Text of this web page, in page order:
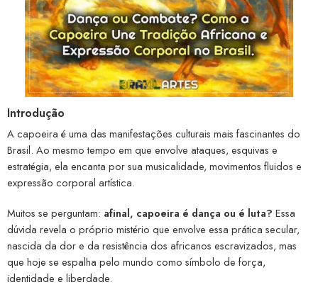
Introdução
A capoeira é uma das manifestações culturais mais fascinantes do
Brasil. Ao mesmo tempo em que envolve ataques, esquivas e
estratégia, ela encanta por sua musicalidade, movimentos fluidos e
expressão corporal artística.
Muitos se perguntam: afinal, capoeira é dança ou é luta? Essa
dúvida revela o próprio mistério que envolve essa prática secular,
nascida da dor e da resistência dos africanos escravizados, mas
que hoje se espalha pelo mundo como símbolo de força,
identidade e liberdade.